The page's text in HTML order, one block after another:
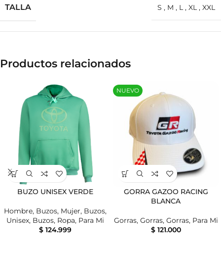
TALLA S , M , L , XL , XXL
Productos relacionados
BUZO UNISEX VERDE
Hombre, Buzos, Mujer, Buzos,
Unisex, Buzos, Ropa, Para Mi
$ 124.999
NUEVO
GORRA GAZOO RACING
BLANCA
Gorras, Gorras, Gorras, Para Mi
$121.000